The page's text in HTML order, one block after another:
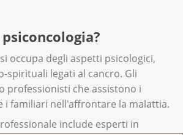
occupa degli aspetti psicologici,
spirituali legati al cancro. Gli
professionisti che assistono i
i familiari nell'affrontare la malattia.
include esperti in